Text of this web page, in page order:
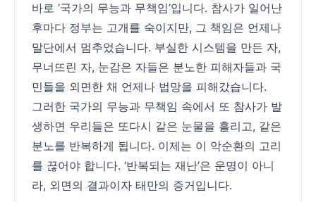
바로 ‘국가의 무능과 무책임’입니다. 참사가 일어난
후마다 정부는 고개를 숙이지만, 그 책임은 언제나
말단에서 멈추었습니다. 부실한 시스템을 만든 자,
무너뜨린 자, 눈감은 자들은 분노한 피해자들과 국
민들을 외면한 채 언제나 법망을 피해갔습니다.
그러한 국가의 무능과 무책임 속에서 또 참사가 발
생하면 우리들은 또다시 같은 눈물을 흘리고, 같은
분노를 반복하게 됩니다. 이제는 이 악순환의 고리
를 끊어야 합니다. ‘반복되는 재난’은 운명이 아니
라, 외면의 결과이자 태만의 증거입니다.